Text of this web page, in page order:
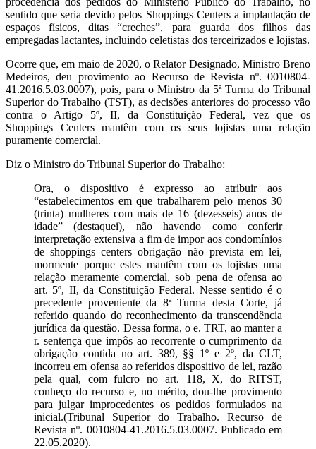
sentido que seria devido pelos Shoppings Centers a implantação de
espaços físicos, ditas “creches”, para guarda dos filhos das
empregadas lactantes, incluindo celetistas dos terceirizados e lojistas.
Ocorre que, em maio de 2020, o Relator Designado, Ministro Breno
Medeiros, deu provimento ao Recurso de Revista nº. 0010804-
41.2016.5.03.0007), pois, para o Ministro da 5ª Turma do Tribunal
Superior do Trabalho (TST), as decisões anteriores do processo vão
contra o Artigo 5º, II, da Constituição Federal, vez que os
Shoppings Centers mantêm com os seus lojistas uma relação
puramente comercial.
Diz o Ministro do Tribunal Superior do Trabalho:
Ora, o dispositivo é expresso ao atribuir aos
“estabelecimentos em que trabalharem pelo menos 30
(trinta) mulheres com mais de 16 (dezesseis) anos de
idade” (destaquei), não havendo como conferir
interpretação extensiva a fim de impor aos condomínios
de shoppings centers obrigação não prevista em lei,
mormente porque estes mantêm com os lojistas uma
relação meramente comercial, sob pena de ofensa ao
art. 5º, II, da Constituição Federal. Nesse sentido é o
precedente proveniente da 8ª Turma desta Corte, já
referido quando do reconhecimento da transcendência
jurídica da questão. Dessa forma, o e. TRT, ao manter a
r. sentença que impôs ao recorrente o cumprimento da
obrigação contida no art. 389, §§ 1º e 2º, da CLT,
incorreu em ofensa ao referidos dispositivo de lei, razão
pela qual, com fulcro no art. 118, X, do RITST,
conheço do recurso e, no mérito, dou-lhe provimento
para julgar improcedentes os pedidos formulados na
inicial.(Tribunal Superior do Trabalho. Recurso de
Revista nº. 0010804-41.2016.5.03.0007. Publicado em
22.05.2020).